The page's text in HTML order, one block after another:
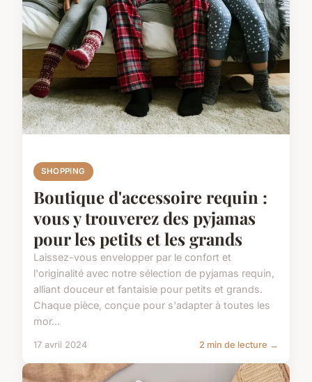
SHOPPING
Boutique d'accessoire requin :
vous y trouverez des pyjamas
pour les petits et les grands
Laissez-vous envelopper par le confort et
l'originalité avec notre sélection de pyjamas requin,
alliant douceur et fantaisie pour petits et grands.
Chaque pièce, conçue pour s'adapter à toutes les
mor...
17 avril 2024 2 min de lecture →